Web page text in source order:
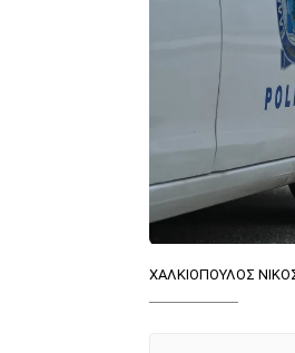
ΧΑΛΚΙΟΠΟΥΛΟΣ